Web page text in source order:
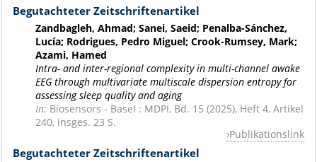
Begutachteter Zeitschriftenartikel
Zandbagleh, Ahmad; Sanei, Saeid; Penalba-Sánchez,
Lucía; Rodrigues, Pedro Miguel; Crook-Rumsey, Mark;
Azami, Hamed
Intra- and inter-regional complexity in multi-channel awake
EEG through multivariate multiscale dispersion entropy for
assessing sleep quality and aging
In: Biosensors - Basel : MDPI, Bd. 15 (2025), Heft 4, Artikel
240, insges. 23 S.
Publikationslink
Begutachteter Zeitschriftenartikel